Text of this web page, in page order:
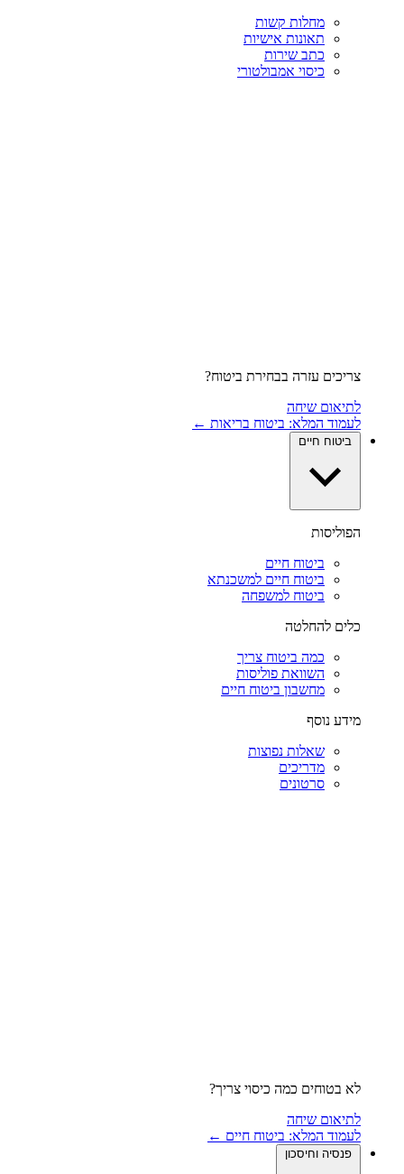
מחלות קשות
תאונות אישיות
כתב שירות
כיסוי אמבולטורי
צריכים עזרה בבחירת ביטוח?
לתיאום שיחה
לעמוד המלא: ביטוח בריאות ←
ביטוח חיים
הפוליסות
ביטוח חיים
ביטוח חיים למשכנתא
ביטוח למשפחה
כלים להחלטה
כמה ביטוח צריך
השוואת פוליסות
מחשבון ביטוח חיים
מידע נוסף
שאלות נפוצות
מדריכים
סרטונים
לא בטוחים כמה כיסוי צריך?
לתיאום שיחה
לעמוד המלא: ביטוח חיים ←
פנסיה וחיסכון